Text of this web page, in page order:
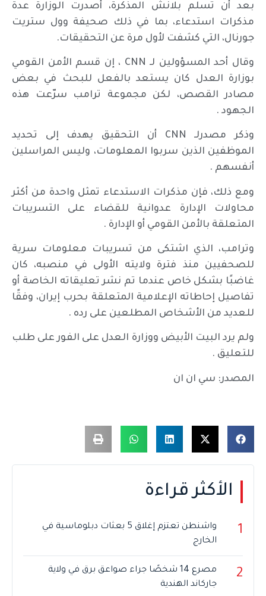
بعد أن تسلم بلانش المذكرة، أصدرت الوزارة عدة
مذكرات استدعاء، بما في ذلك صحيفة وول ستريت
جورنال، التي كشفت لأول مرة عن التحقيقات.
وقال أحد المسؤولين لـ CNN ، إن قسم الأمن القومي
بوزارة العدل كان يستعد بالفعل للبحث في بعض
مصادر القصص، لكن مجموعة ترامب سرّعت هذه
الجهود .
وذكر مصدرلـ CNN أن التحقيق يهدف إلى تحديد
الموظفين الذين سربوا المعلومات، وليس المراسلين
أنفسهم .
ومع ذلك، فإن مذكرات الاستدعاء تمثل واحدة من أكثر
محاولات الإدارة عدوانية للقضاء على التسريبات
المتعلقة بالأمن القومي أو الإدارة .
وترامب، الذي اشتكى من تسريبات معلومات سرية
للصحفيين منذ فترة ولايته الأولى في منصبه، كان
غاضبًا بشكل خاص عندما تم نشر تعليقاته الخاصة أو
تفاصيل إحاطاته الإعلامية المتعلقة بحرب إيران، وفقًا
للعديد من الأشخاص المطلعين على رده .
ولم يرد البيت الأبيض ووزارة العدل على الفور على طلب
للتعليق .
المصدر: سي ان ان
الأكثر قراءة
1
واشنطن تعتزم إغلاق 5 بعثات دبلوماسية في
الخارج
2
مصرع 14 شخصًا جراء صواعق برق في ولاية
جاركاند الهندية